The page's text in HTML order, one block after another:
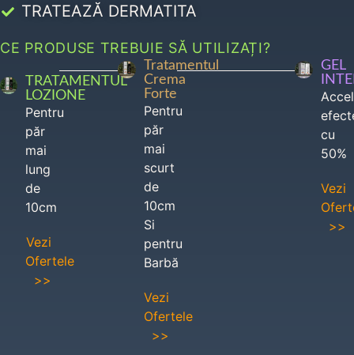
TRATEAZĂ DERMATITA
CE PRODUSE TREBUIE SĂ UTILIZAȚI?
TRATAMENTUL
LOZIONE
Pentru
păr
mai
lung
de
10cm
Vezi
Ofertele
>>
Tratamentul
Crema
Forte
Pentru
păr
mai
scurt
de
10cm
Si
pentru
Barbă
Vezi
Ofertele
>>
GEL
cu
50%
Vezi
>>